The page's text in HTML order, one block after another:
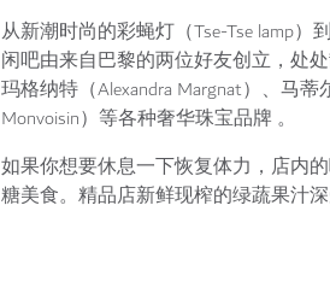
从新潮时尚的彩蝇灯（Tse-Tse lamp
闲吧由来自巴黎的两位好友创立，处
玛格纳特（Alexandra Margnat）、马蒂
Monvoisin）等各种奢华珠宝品牌 。
如果你想要休息一下恢复体力，店内
糖美食。精品店新鲜现榨的绿蔬果汁